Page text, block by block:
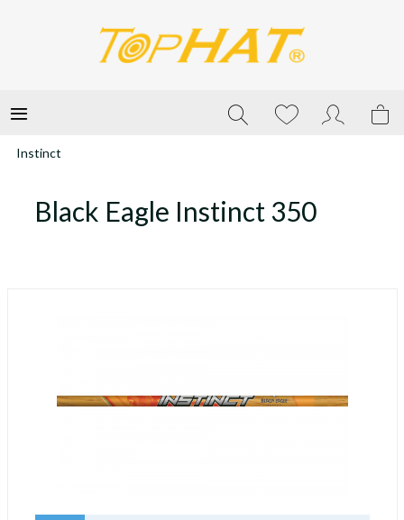
Instinct
Black Eagle Instinct 350